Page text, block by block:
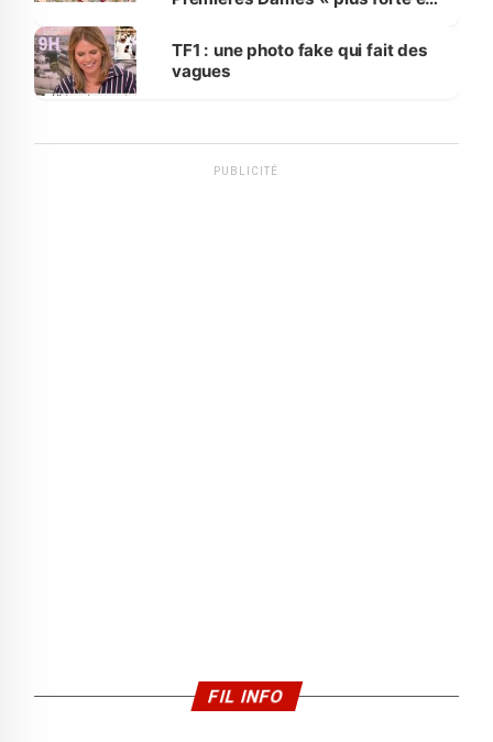
sur la scène internationale »
TF1 : une photo fake qui fait des
vagues
PUBLICITÉ
FIL INFO